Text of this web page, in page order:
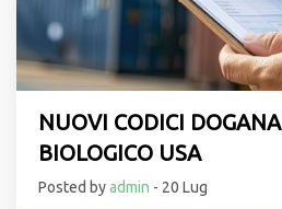
NUOVI CODICI
BIOLOGICO USA
Posted byadmin - 20 Lug